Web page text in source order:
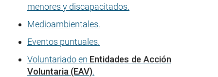
menores y discapacitados.
Medioambientales.
Eventos puntuales.
Voluntariado en Entidades de Acción
Voluntaria (EAV).